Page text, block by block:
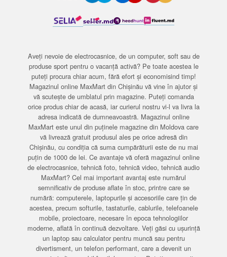
Aveți nevoie de electrocasnice, de un computer, soft sau de
produse sport pentru o vacanță activă? Pe toate acestea le
puteți procura chiar acum, fără efort și economisind timp!
Magazinul online MaxMart din Chișinău vă vine în ajutor și
vă scutește de umblatul prin magazine. Puteți comanda
orice produs chiar de acasă, iar curierul nostru vi-l va livra la
adresa indicată de dumneavoastră. Magazinul online
MaxMart este unul din puținele magazine din Moldova care
vă livrează gratuit produsul ales pe orice adresă din
Chișinău, cu condiția că suma cumpărăturii este de nu mai
puțin de 1000 de lei. Ce avantaje vă oferă magazinul online
de electrocasnice, tehnică foto, tehnică video, tehnică audio
MaxMart? Cel mai important avantaj este numărul
semnificativ de produse aflate în stoc, printre care se
numără: computerele, laptopurile și accesoriile care țin de
acestea, precum softurile, tastaturile, cablurile, telefoanele
mobile, proiectoare, necesare în epoca tehnologiilor
moderne, aflată în continuă dezvoltare. Veți găsi cu ușurință
un laptop sau calculator pentru muncă sau pentru
divertisment, un telefon performant, care a devenit un